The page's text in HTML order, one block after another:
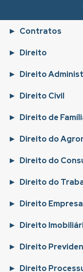
Contratos
Direito
Direito
Direito Civil
Direito de
Direito do
Direito do
Direito do
Direito
Direito
Direito
Direito